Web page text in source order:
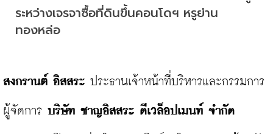
ระหว่างเจรจาซื้อที่ดินขึ้นคอนโดฯ หรูย่าน
ทองหล่อ
สงกรานต์ อิสสระ ประธานเจ้าหน้าที่บริหารและกรรมการ
ผู้จัดการ บริษัท ชาญอิสสระ ดีเวล็อปเมนท์ จำกัด